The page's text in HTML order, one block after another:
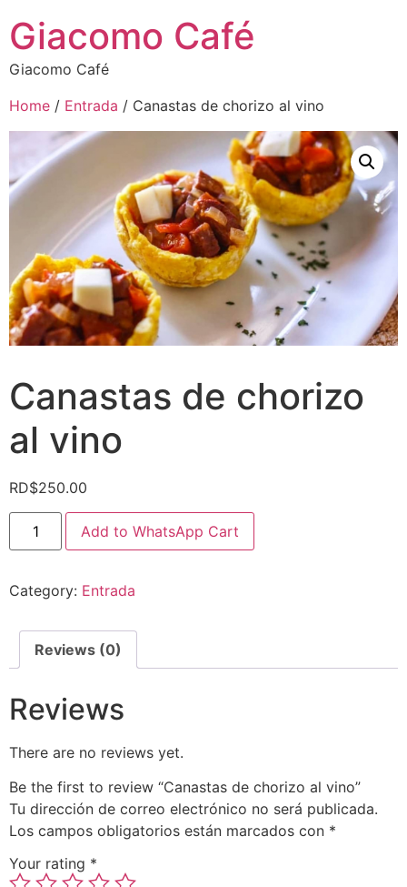
Giacomo Café
Giacomo Café
Home / Entrada / Canastas de chorizo al vino
Canastas de chorizo
al vino
RD$250.00
Add to WhatsApp Cart
Category: Entrada
Reviews (0)
Reviews
There are no reviews yet.
Be the first to review “Canastas de chorizo al vino”
Tu dirección de correo electrónico no será publicada.
Los campos obligatorios están marcados con *
Your rating *